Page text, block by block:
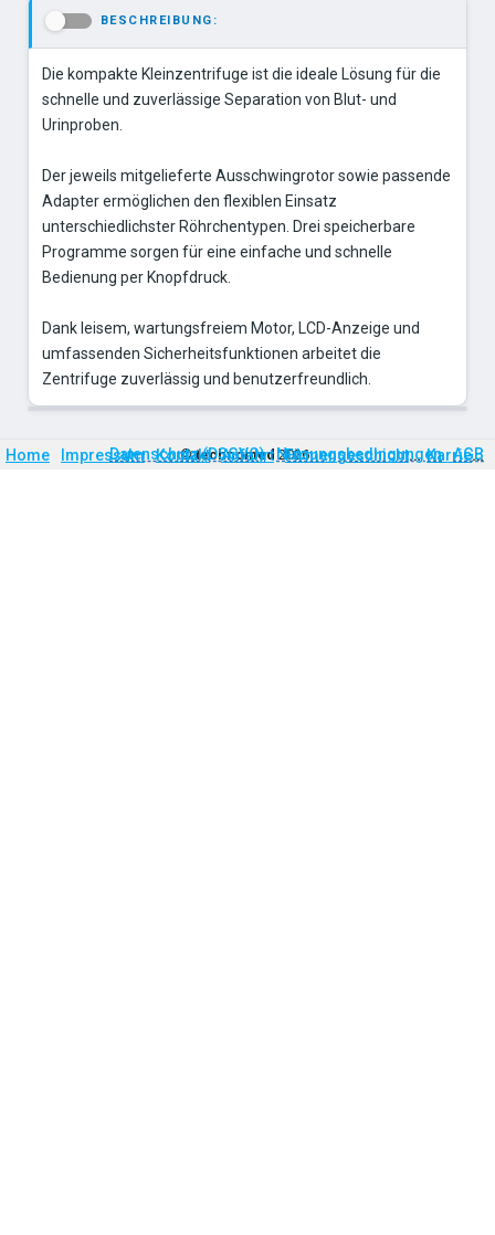
BESCHREIBUNG:
Die kompakte Kleinzentrifuge ist die ideale Lösung für die
schnelle und zuverlässige Separation von Blut- und
Urinproben.
Der jeweils mitgelieferte Ausschwingrotor sowie passende
Adapter ermöglichen den flexiblen Einsatz
unterschiedlichster Röhrchentypen. Drei speicherbare
Programme sorgen für eine einfache und schnelle
Bedienung per Knopfdruck.
Dank leisem, wartungsfreiem Motor, LCD-Anzeige und
umfassenden Sicherheitsfunktionen arbeitet die
Zentrifuge zuverlässig und benutzerfreundlich.
Home Impressum Kontakt Anfahrt Firmengeschichte Karriere
©technomed 2026
Datenschutz (DSGVO) Nutzungsbedingungen AGB